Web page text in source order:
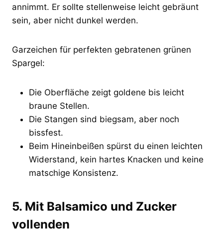
annimmt. Er sollte stellenweise leicht gebräunt
sein, aber nicht dunkel werden.
Garzeichen für perfekten gebratenen grünen
Spargel:
Die Oberfläche zeigt goldene bis leicht
braune Stellen.
Die Stangen sind biegsam, aber noch
bissfest.
Beim Hineinbeißen spürst du einen leichten
Widerstand, kein hartes Knacken und keine
matschige Konsistenz.
5. Mit Balsamico und Zucker
vollenden